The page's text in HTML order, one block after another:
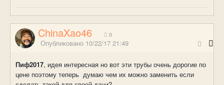
ChinaXao46 0
Опубликовано 10/22/17 21:49
Пиф2017, идея интересная но вот эти трубы очень дорогие по
цене поэтому теперь думаю чем их можно заменить если